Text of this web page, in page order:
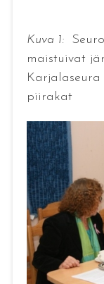
Kuva 1:
maistuivat
piirakat